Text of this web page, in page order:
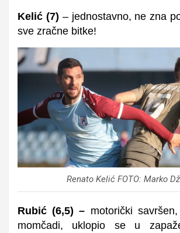
Kelić (7) – jednostavno, ne zna
sve zračne bitke!
Renato Kelić FOTO: Marko
Rubić(6,5) – motorički
momčadi, uklopio se u